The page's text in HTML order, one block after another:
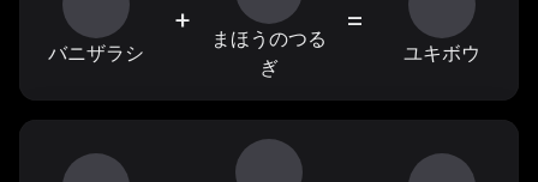
バニザラシ
+
まほうのつる
ぎ
=
ユキボウ